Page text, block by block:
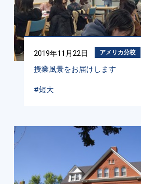
2019年11月22日 アメリカ分校
授業風景をお届けします
#短大